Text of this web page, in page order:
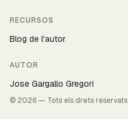
RECURSOS
Blog de l'autor
AUTOR
Jose Gargallo Gregori
© 2026 — Tots els drets reservats